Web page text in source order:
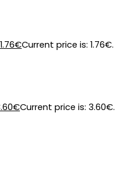
1.76€Current price is: 1.76€.
€Current price is: 3.60€.